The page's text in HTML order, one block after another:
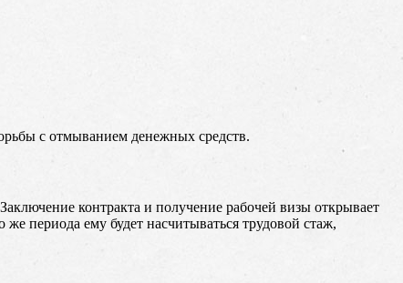
с отмыванием денежных средств.
контракта и получение рабочей визы открывает
периода ему будет насчитываться трудовой стаж,